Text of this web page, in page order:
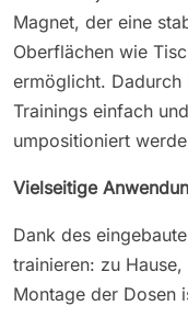
Magnet, der eine
Oberflächen wie
ermöglicht. Dadurch
Trainings einfach
umpositioniert
Vielseitige
Dank des
trainieren: zu
Montage der Dosen